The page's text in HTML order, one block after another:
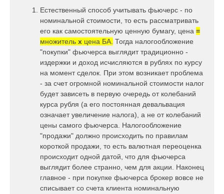
Естественный способ учитывать фьючерс - по
номинальной стоимости, то есть рассматривать
его как самостоятельную ценную бумагу, цена =
множитель x цена БА. Тогда налогообложение
"покупки" фьючерса выглядит традиционно -
издержки и доход исчисляются в рублях по курсу
на момент сделок. При этом возникает проблема
- за счет огромной номинальной стоимости налог
будет зависеть в первую очередь от колебаний
курса рубля (а его постоянная девальвация
означает увеличение налога), а не от колебаний
цены самого фьючерса. Налогообложение
"продажи" должно происходить по правилам
короткой продажи, то есть валютная переоценка
происходит одной датой, что для фьючерса
выглядит более странно, чем для акции. Наконец
главное - при покупке фьючерса брокер вовсе не
списывает со счета клиента номинальную